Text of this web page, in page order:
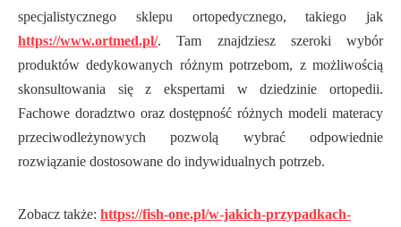
specjalistycznego sklepu ortopedycznego, takiego jak
https://www.ortmed.pl/. Tam znajdziesz szeroki wybór
produktów dedykowanych różnym potrzebom, z możliwością
skonsultowania się z ekspertami w dziedzinie ortopedii.
Fachowe doradztwo oraz dostępność różnych modeli materacy
przeciwodleżynowych pozwolą wybrać odpowiednie
rozwiązanie dostosowane do indywidualnych potrzeb.
Zobacz także: https://fish-one.pl/w-jakich-przypadkach-